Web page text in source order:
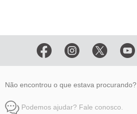
Não encontrou o que estava procurando?
Podemos ajudar? Fale conosco.